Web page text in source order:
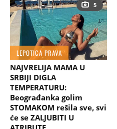
5
LEPOTICA PRAVA
NAJVRELIJA MAMA U
SRBIJI DIGLA
TEMPERATURU:
Beograđanka golim
STOMAKOM rešila sve, svi
će se ZALJUBITI U